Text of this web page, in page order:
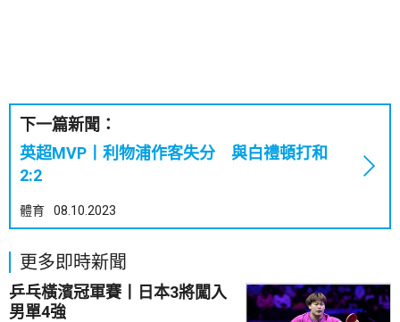
下一篇新聞：
英超MVP丨利物浦作客失分 與白禮頓打和
2:2
體育 08.10.2023
更多即時新聞
乒乓橫濱冠軍賽丨日本3將闖入
男單4強